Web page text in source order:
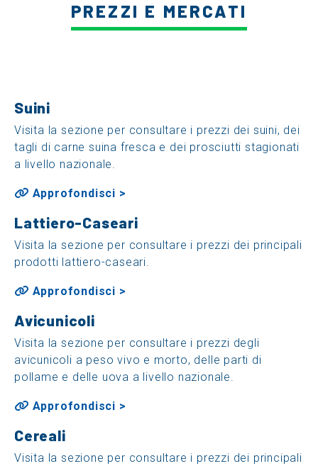
PREZZI E MERCATI
Suini
Visita la sezione per consultare i prezzi dei suini, dei
tagli di carne suina fresca e dei prosciutti stagionati
a livello nazionale.
Approfondisci >
Lattiero-Caseari
Visita la sezione per consultare i prezzi dei principali
prodotti lattiero-caseari.
Approfondisci >
Avicunicoli
Visita la sezione per consultare i prezzi degli
avicunicoli a peso vivo e morto, delle parti di
pollame e delle uova a livello nazionale.
Approfondisci >
Cereali
Visita la sezione per consultare i prezzi dei principali